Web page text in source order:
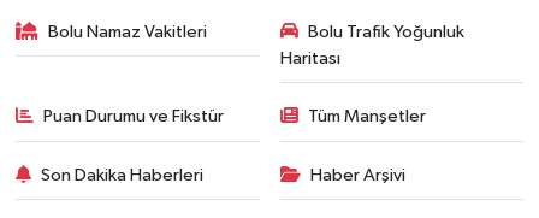
Bolu Namaz Vakitleri
Bolu Trafik Yoğunluk
Haritası
Puan Durumu ve Fikstür Tüm Manşetler
Son Dakika Haberleri Haber Arşivi